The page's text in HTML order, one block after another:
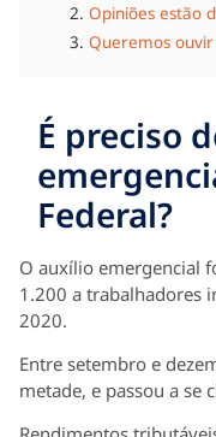
Opiniões estão
Queremos ouvir
É preciso
Federal?
O auxílio emergencial
1.200 a trabalhadores
2020.
Entre setembro e
metade, e passou a se